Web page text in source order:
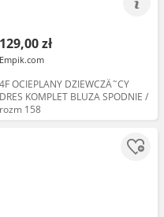
129,00 zł
Empik.com
4F OCIEPLANY DZIEWCZÄ˜CY
DRES KOMPLET BLUZA SPODNIE /
rozm 158